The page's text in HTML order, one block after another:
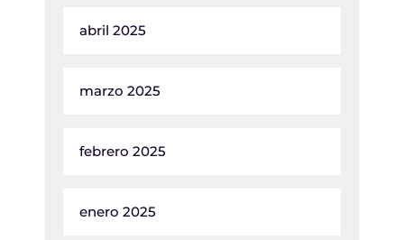
abril 2025
marzo 2025
febrero 2025
enero 2025